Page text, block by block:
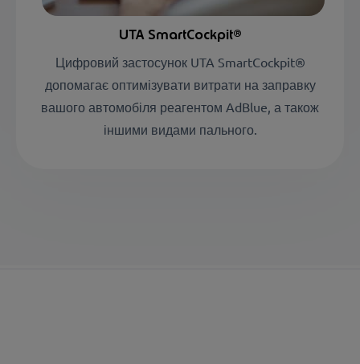
UTA SmartCockpit®
Цифровий застосунок UTA SmartCockpit®
допомагає оптимізувати витрати на заправку
вашого автомобіля реагентом AdBlue, а також
іншими видами пального.